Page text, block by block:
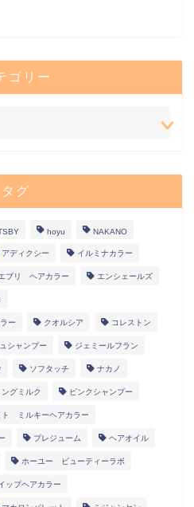
ゴリー
タグ
hoyu NAKANO
アディクシー イルミナカラー
ブリ ヘアカラー エンシェールズ
ー クオルシア コレストン
シャンプー ジェミールフラン
ソフタッチ ナカノ
グミルク ピンクシャンプー
ト ミルキーヘアカラー
プレジューム ヘアオイル
ホーユー ビューティーラボ
プヘアカラー
プロフィール